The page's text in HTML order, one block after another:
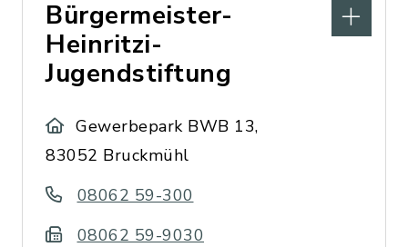
Bürgermeister-
Heinritzi-
Jugendstiftung
Gewerbepark BWB 13,
83052 Bruckmühl
08062 59-300
08062 59-9030